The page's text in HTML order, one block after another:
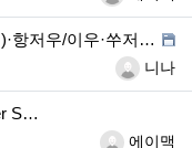
저우/이우·쑤저우 …
등록자니나
S…
등록자에이맥